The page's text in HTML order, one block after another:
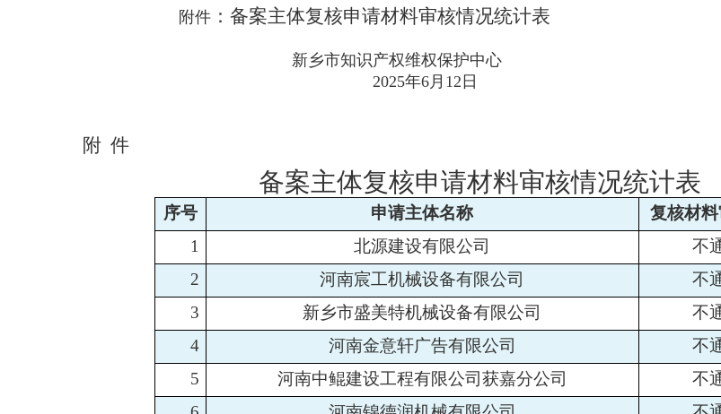
附件 ：备案主体复核申请材料审核情况统计表
新乡市知识产权维权保护中心
2025年6月12日
附 件
备案主体复核申请材料审核情况统计表
序号 申请主体名称
复核材
1
北源建设有限公司
不
2
河南宸工机械设备有限公司
不
3
新乡市盛美特机械设备有限公司
不
4
河南金意轩广告有限公司
不
5
河南中鲲建设工程有限公司获嘉分公司
不